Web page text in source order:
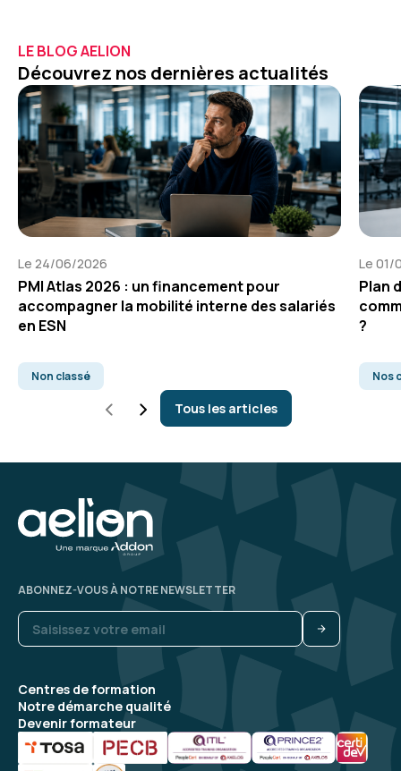
LE BLOG AELION
Découvrez nos dernières actualités
Tous les articles
Le 24/06/2026
PMI Atlas 2026 : un financement pour
accompagner la mobilité interne des salariés
en ESN
Non classé
Le 01/
Plan
?
Nos
Centres de formation
Notre démarche qualité
Devenir formateur
ABONNEZ-VOUS À NOTRE NEWSLETTER